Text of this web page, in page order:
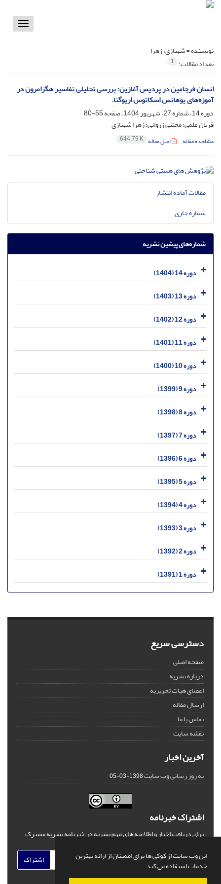
این وب سایت از کوکی ها برای اطمینان از ارائه بهترین
خدمات استفاده می کند.
Toggle
نویسنده =شهبازی، زهرا
تعداد مقالات: 1
انسان فرجامین در پردیس آغازین: بررسی تحلیلی تفاسیر هگزامرون در
آموزه‌های یوهانس اسکاتوس اریوگنا.
دوره 14، شماره 27، شهریور 1404، صفحه
55-80
قربان علمی؛ مجتبی زروانی؛ زهرا شهبازی
مشاهده مقاله اصل مقاله 644.79 K
مقالات آماده انتشار
شماره جاری
شماره‌های پیشین نشریه
دوره 14 (1404)
دوره 13 (1403)
دوره 12 (1402)
دوره 11 (1401)
دوره 10 (1400)
دوره 9 (1399)
دوره 8 (1398)
دوره 7 (1397)
دوره 6 (1396)
دوره 5 (1395)
دوره 4 (1394)
دوره 3 (1393)
دوره 2 (1392)
دوره 1 (1391)
دسترسی سریع
صفحه اصلی
درباره نشریه
اعضای هیات تحریریه
ارسال مقاله
تماس با ما
نقشه سایت
آخرین اخبار
به روز رسانی وب سایت1398-03-05
اشتراک خبرنامه
برای دریافت اخبار و اطلاعیه های مهم نشریه در خبرنامه نشریه مشترک
اشتراک